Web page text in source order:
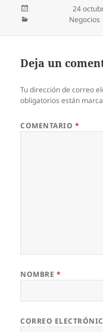
Publicado el24
Negocios
Deja un
Tu dirección de correo
obligatorios están
COMENTARIO *
NOMBRE *
CORREO